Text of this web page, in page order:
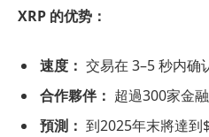
XRP 的优势：
速度： 交易在 3–5 秒内确
合作夥伴： 超過300家金
預測： 到2025年末將達到